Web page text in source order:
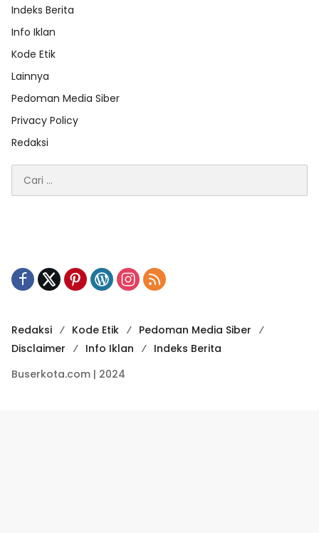
Indeks Berita
Info Iklan
Kode Etik
Lainnya
Pedoman Media Siber
Privacy Policy
Redaksi
untuk:
Redaksi Kode Etik
Pedoman Media Siber
Disclaimer
Info Iklan
Indeks Berita
Buserkota.com | 2024